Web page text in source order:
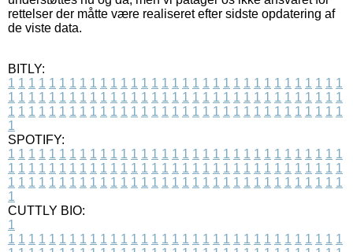
rettelser der måtte være realiseret efter sidste opdatering af
de viste data.
BITLY:
1 1 1 1 1 1 1 1 1 1 1 1 1 1 1 1 1 1 1 1 1 1 1 1 1 1 1 1 1 1 1 1 1
1 1 1 1 1 1 1 1 1 1 1 1 1 1 1 1 1 1 1 1 1 1 1 1 1 1 1 1 1 1 1 1 1
1 1 1 1 1 1 1 1 1 1 1 1 1 1 1 1 1 1 1 1 1 1 1 1 1 1 1 1 1 1 1 1 1
1
SPOTIFY:
1 1 1 1 1 1 1 1 1 1 1 1 1 1 1 1 1 1 1 1 1 1 1 1 1 1 1 1 1 1 1 1 1
1 1 1 1 1 1 1 1 1 1 1 1 1 1 1 1 1 1 1 1 1 1 1 1 1 1 1 1 1 1 1 1 1
1 1 1 1 1 1 1 1 1 1 1 1 1 1 1 1 1 1 1 1 1 1 1 1 1 1 1 1 1 1 1 1 1
1
CUTTLY BIO:
1
1 1 1 1 1 1 1 1 1 1 1 1 1 1 1 1 1 1 1 1 1 1 1 1 1 1 1 1 1 1 1 1 1